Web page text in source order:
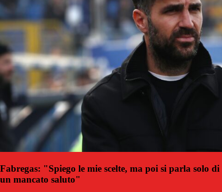
Fabregas: "Spiego le mie scelte, ma poi si parla solo di
un mancato saluto"